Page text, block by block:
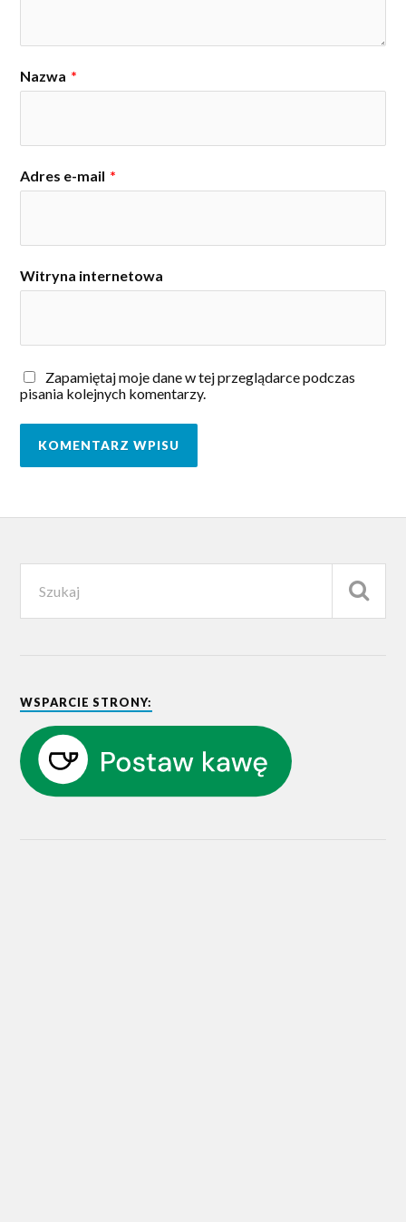
Nazwa *
Adres e-mail *
Witryna internetowa
Zapamiętaj moje dane w tej przeglądarce podczas
pisania kolejnych komentarzy.
WSPARCIE STRONY: